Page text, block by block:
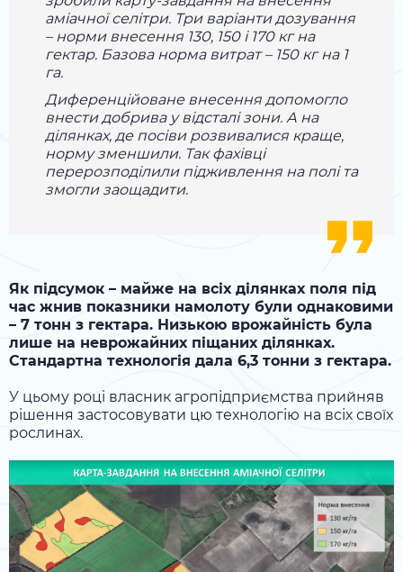
аміачної селітри. Три варіанти дозування
– норми внесення 130, 150 і 170 кг на
гектар. Базова норма витрат – 150 кг на 1
га.
Диференційоване внесення допомогло
внести добрива у відсталі зони. А на
ділянках, де посіви розвивалися краще,
норму зменшили. Так фахівці
перерозподілили підживлення на полі та
змогли заощадити.
Як підсумок – майже на всіх ділянках поля під
час жнив показники намолоту були однаковими
– 7 тонн з гектара. Низькою врожайність була
лише на неврожайних піщаних ділянках.
Стандартна технологія дала 6,3 тонни з гектара.
У цьому році власник агропідприємства прийняв
рішення застосовувати цю технологію на всіх своїх
рослинах.